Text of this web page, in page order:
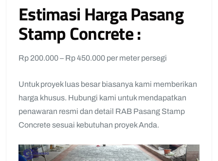
Estimasi Harga Pasang
Stamp Concrete :
Rp 200.000 – Rp 450.000 per meter persegi
Untuk proyek luas besar biasanya kami memberikan
harga khusus. Hubungi kami untuk mendapatkan
penawaran resmi dan detail RAB Pasang Stamp
Concrete sesuai kebutuhan proyek Anda.